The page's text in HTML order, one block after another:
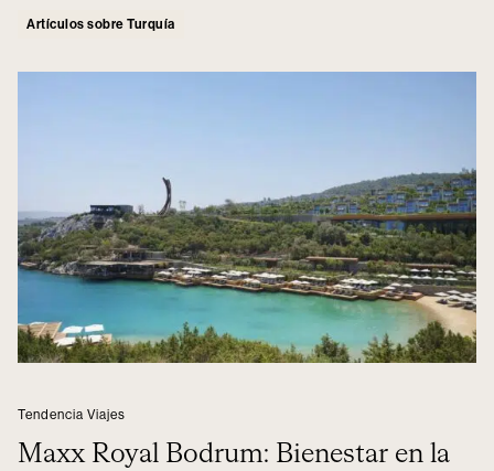
Artículos sobre Turquía
Tendencia Viajes
Maxx Royal Bodrum: Bienestar en la